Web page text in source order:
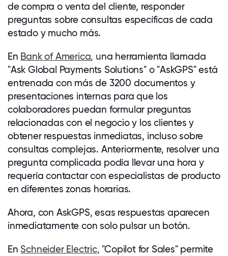
de compra o venta del cliente, responder
preguntas sobre consultas específicas de cada
estado y mucho más.
En Bank of America, una herramienta llamada
"Ask Global Payments Solutions" o "AskGPS" está
entrenada con más de 3200 documentos y
presentaciones internas para que los
colaboradores puedan formular preguntas
relacionadas con el negocio y los clientes y
obtener respuestas inmediatas, incluso sobre
consultas complejas. Anteriormente, resolver una
pregunta complicada podía llevar una hora y
requería contactar con especialistas de producto
en diferentes zonas horarias.
Ahora, con AskGPS, esas respuestas aparecen
inmediatamente con solo pulsar un botón.
En Schneider Electric, "Copilot for Sales" permite